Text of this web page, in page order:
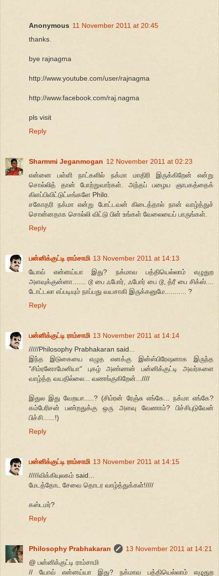
Anonymous 11 November 2011 at 20:45
thanks.
bye rajnagma
http://www.youtube.com/user/rajnagma
http://www.facebook.com/raj.nagma
pls visit
Reply
Sharmmi Jeganmogan 12 November 2011 at 02:23
என்னை பள்ளி நாட்களில் நக்மா மாதிரி இருக்கிறேன் என்று
சொல்லித் தான் போற்றுவார்கள். அந்தப் பழைய ஞாபகத்தைக்
கிளப்பிவிட்டுட்டீங்களே Philo.
சகோதரி நக்மா என்று போட்டவன் கிடைத்தால் நான் வாழ்த்துச்
சொன்னதாக சொல்லி விட்டு பின் உங்கள் வேலையைப் பாருங்கள்.
Reply
பன்னிக்குட்டி ராம்சாமி 13 November 2011 at 14:13
யோவ் என்னய்யா இது? நக்மாவ பத்தியெல்லாம் எழுதுற
அளவுக்குன்னா....... டூ பை ஃபோர், ஃபோர் பை டூ, த்ரீ பை சிக்ஸ்....
டோட்டலா எப்படியும் நாப்பது வயசாகி இருக்கனுமே........... ?
Reply
பன்னிக்குட்டி ராம்சாமி 13 November 2011 at 14:14
/////Philosophy Prabhakaran said...
இந்த இடுகையை எழுத எனக்கு இன்ஸ்பிரேஷனாக இருந்த
"சிம்ரனோமேனியா" புகழ் அண்ணன் பன்னிக்குட்டி அவர்களை
வாழ்த்த வயதில்லை... வணங்குகிறேன்...////
இதுல இது வேறயா.....? (சிம்ரன் ரேஞ்சு எங்கே... நக்மா எங்கே?
கம்பேரிசன் பண்றதுக்கு ஒரு அளவு வேணாம்? பிச்சிபுடுவேன்
பிச்சி......!)
Reply
பன்னிக்குட்டி ராம்சாமி 13 November 2011 at 14:15
/////விக்கியுலகம் said...
மேடத்தோட சேவை தொடர வாழ்த்துக்கள்!////
கஸ்டமர்?
Reply
Philosophy Prabhakaran
13 November 2011 at 14:21
@ பன்னிக்குட்டி ராம்சாமி
// யோவ் என்னய்யா இது? நக்மாவ பத்தியெல்லாம் எழுதுற